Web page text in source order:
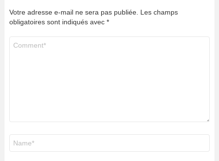
Votre adresse e-mail ne sera pas publiée. Les champs
obligatoires sont indiqués avec *